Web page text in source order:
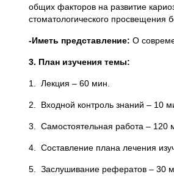
общих факторов на развитие
стоматологического просвещения
-Иметь представление: О
3. План изучения темы:
1. Лекция – 60 мин.
2. Входной контроль знаний – 10
3. Самостоятельная работа – 120
4. Составление плана лечения
5. Заслушивание рефератов – 30